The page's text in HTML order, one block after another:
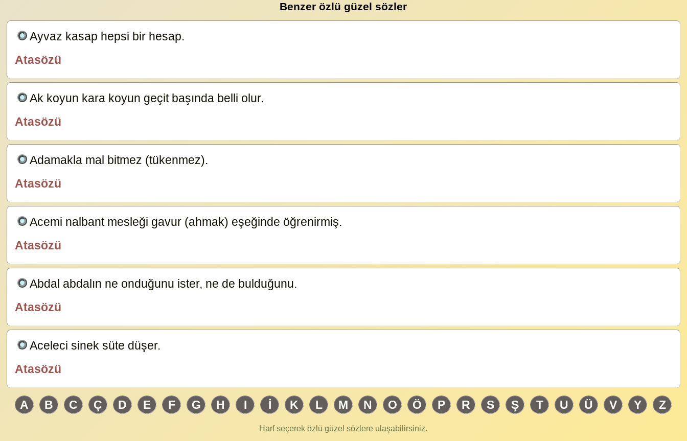
Benzer özlü güzel sözler
Ayvaz kasap hepsi bir hesap.
Atasözü
Ak koyun kara koyun geçit başında belli olur.
Atasözü
Adamakla mal bitmez (tükenmez).
Atasözü
Acemi nalbant mesleği gavur (ahmak) eşeğinde öğrenirmiş.
Atasözü
Abdal abdalın ne onduğunu ister, ne de bulduğunu.
Atasözü
Aceleci sinek süte düşer.
Atasözü
A B C Ç D E F G H I İ K L M N O Ö P R S Ş T U Ü V Y Z
Harf seçerek özlü güzel sözlere ulaşabilirsiniz.